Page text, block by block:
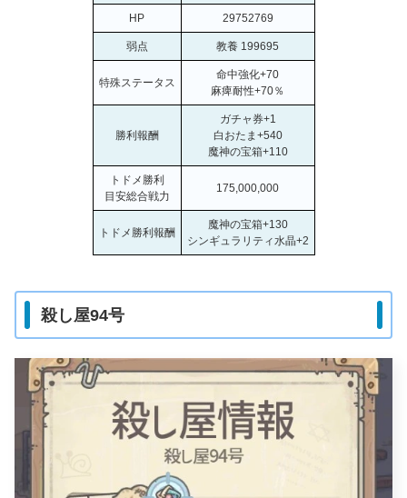
HP 29752769
弱点 教養 199695
特殊ステータス
命中強化+70
麻痺耐性+70％
勝利報酬
ガチャ券+1
白おたま+540
魔神の宝箱+110
トドメ勝利
目安総合戦力
175,000,000
トドメ勝利報酬
魔神の宝箱+130
シンギュラリティ水晶+2
殺し屋94号